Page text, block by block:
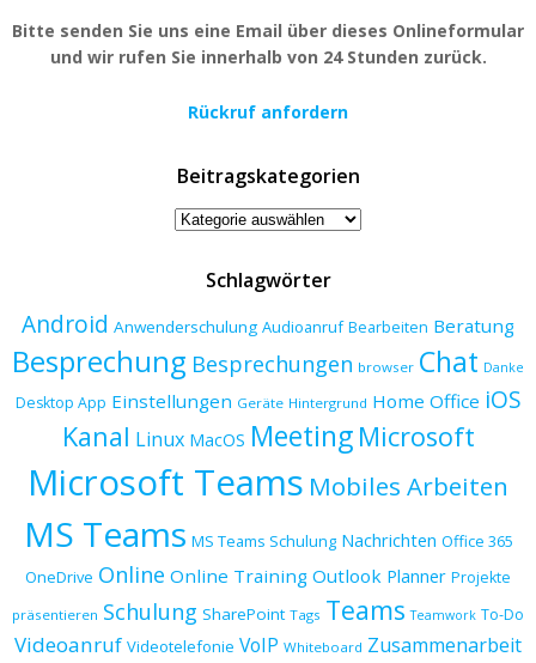
Bitte senden Sie uns eine Email über dieses Onlineformular
und wir rufen Sie innerhalb von 24 Stunden zurück.
Rückruf anfordern
Beitragskategorien
Beitragskategorien
Schlagwörter
Android Anwenderschulung Audioanruf Bearbeiten Beratung
Besprechung Besprechungen browser Chat Danke
Desktop App Einstellungen Geräte Hintergrund Home Office iOS
Kanal Linux MacOS Meeting Microsoft
Microsoft Teams Mobiles Arbeiten
MS Teams MS Teams Schulung Nachrichten Office 365
OneDrive Online Online Training Outlook Planner Projekte
präsentieren Schulung SharePoint Tags Teams Teamwork To-Do
Videoanruf Videotelefonie VoIP Whiteboard Zusammenarbeit